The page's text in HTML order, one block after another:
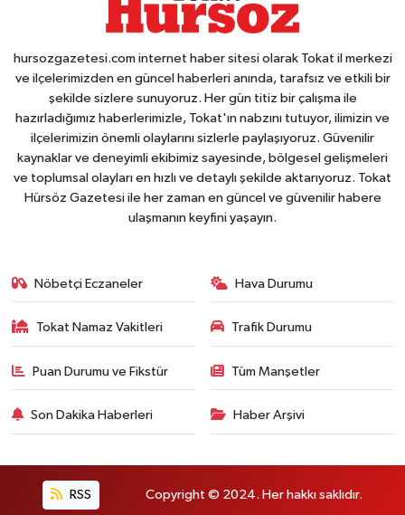
hursozgazetesi.com internet haber sitesi olarak Tokat il merkezi
ve ilçelerimizden en güncel haberleri anında, tarafsız ve etkili bir
şekilde sizlere sunuyoruz. Her gün titiz bir çalışma ile
hazırladığımız haberlerimizle, Tokat'ın nabzını tutuyor, ilimizin ve
ilçelerimizin önemli olaylarını sizlerle paylaşıyoruz. Güvenilir
kaynaklar ve deneyimli ekibimiz sayesinde, bölgesel gelişmeleri
ve toplumsal olayları en hızlı ve detaylı şekilde aktarıyoruz. Tokat
Hürsöz Gazetesi ile her zaman en güncel ve güvenilir habere
ulaşmanın keyfini yaşayın.
Nöbetçi Eczaneler Hava Durumu
Tokat Namaz Vakitleri Trafik Durumu
Puan Durumu ve Fikstür Tüm Manşetler
Son Dakika Haberleri Haber Arşivi
RSS Copyright © 2024. Her hakkı saklıdır.